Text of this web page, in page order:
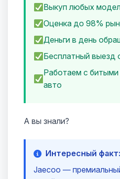
Выкуп любых
Оценка до 98%
Деньги в день
Бесплатный выезд
Работаем с
авто
А вы знали?
Интересный факт:
Jaecoo —